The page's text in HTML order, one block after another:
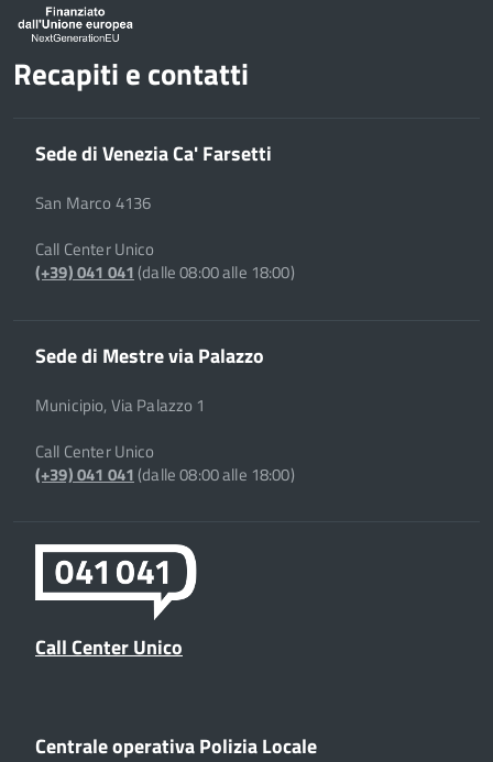
Recapiti e contatti
Sede di Venezia Ca' Farsetti
San Marco 4136
Call Center Unico
(+39) 041 041(dalle 08:00 alle 18:00)
Sede di Mestre via Palazzo
Municipio, Via Palazzo 1
Call Center Unico
(+39) 041 041(dalle 08:00 alle 18:00)
Call Center Unico
Centrale operativa Polizia Locale